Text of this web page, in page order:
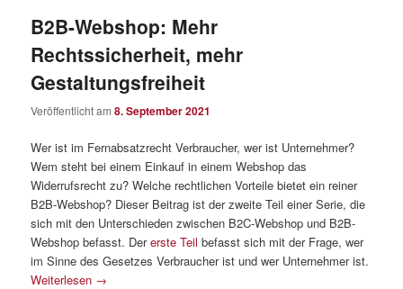
B2B-Webshop: Mehr
Rechtssicherheit, mehr
Gestaltungsfreiheit
Veröffentlicht am8. September 2021
Wer ist im Fernabsatzrecht Verbraucher, wer ist Unternehmer?
Wem steht bei einem Einkauf in einem Webshop das
Widerrufsrecht zu? Welche rechtlichen Vorteile bietet ein reiner
B2B-Webshop? Dieser Beitrag ist der zweite Teil einer Serie, die
sich mit den Unterschieden zwischen B2C-Webshop und B2B-
Webshop befasst. Dererste Teil befasst sich mit der Frage, wer
im Sinne des Gesetzes Verbraucher ist und wer Unternehmer ist.
Weiterlesen →